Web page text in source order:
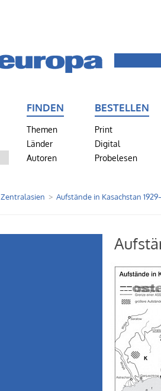
FINDEN
Themen
Länder
Autoren
BESTELLEN
Print
Digital
Probelesen
Zentralasien Aufstände in Kasachstan